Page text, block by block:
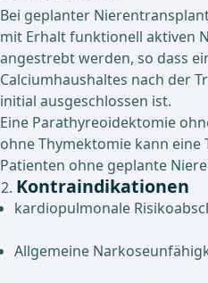
Bei geplanter
mit Erhalt funktionell aktiven
angestrebt werden, so dass
Calciumhaushaltes nach der
initial ausgeschlossen ist.
Eine Parathyreoidektomie
ohne Thymektomie kann
Patienten ohne geplante
Kontraindikationen
kardiopulmonale
Allgemeine